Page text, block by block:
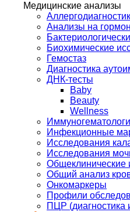
Медицинские анализы
Анализы на
Биохимические
Гемостаз
Диагностика
ДНК-тесты
Baby
Beauty
Wellness
Инфекционные
Исследования
Исследования
Общеклинические
Общий анализ
Онкомаркеры
Профили
ПЦР (диагностика